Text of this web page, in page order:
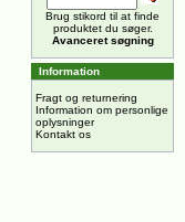
Brug stikord til at finde
produktet du søger.
Avanceret søgning
Information
Fragt og returnering
Information om personlige
oplysninger
Kontakt os